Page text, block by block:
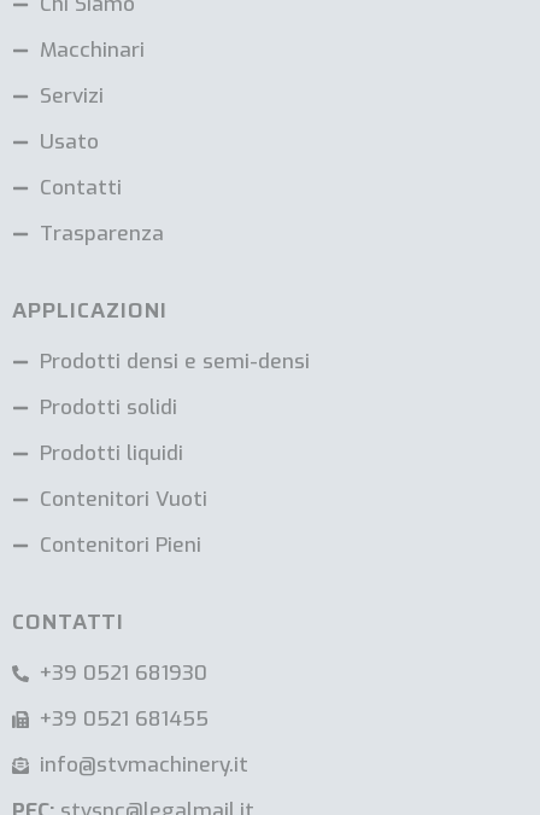
Macchinari
Servizi
Usato
Contatti
Trasparenza
APPLICAZIONI
Prodotti densi e semi-densi
Prodotti solidi
Prodotti liquidi
Contenitori Vuoti
Contenitori Pieni
CONTATTI
+39 0521 681930
+39 0521 681455
info@stvmachinery.it